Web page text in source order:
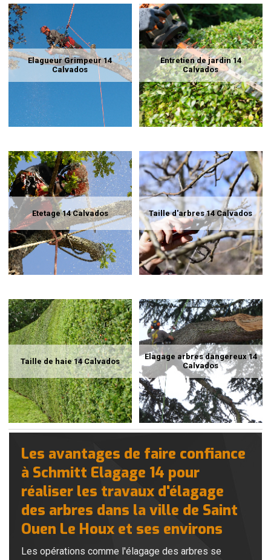
Elagueur Grimpeur 14
Calvados
Entretien de jardin 14
Calvados
Etetage 14 Calvados Taille d'arbres 14 Calvados
Taille de haie 14 Calvados
Elagage arbres dangereux 14
Calvados
Les avantages de faire confiance
à Schmitt Elagage 14 pour
réaliser les travaux d'élagage
des arbres dans la ville de Saint
Ouen Le Houx et ses environs
Les opérations comme l'élagage des arbres se